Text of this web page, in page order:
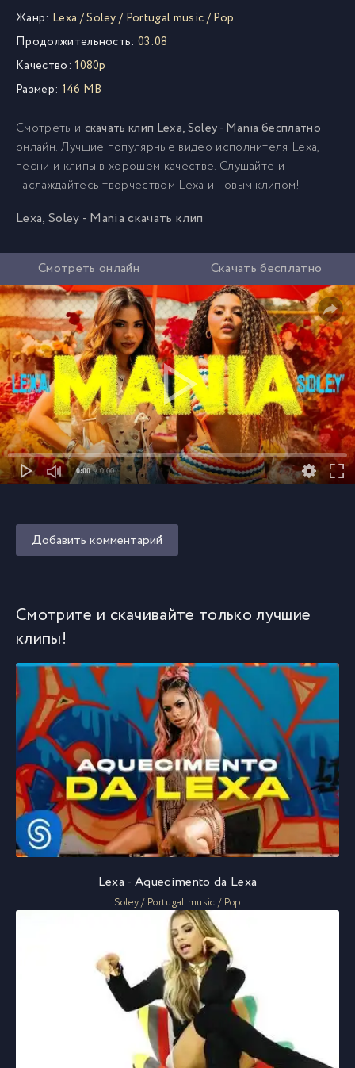
Жанр: Lexa /Soley/ Portugal music/Pop
Продолжительность: 03:08
Качество: 1080p
Размер: 146 MB
Смотреть и скачать клип Lexa, Soley - Mania бесплатно
онлайн. Лучшие популярные видео исполнителя Lexa,
песни и клипы в хорошем качестве. Слушайте и
наслаждайтесь творчеством Lexa и новым клипом!
Lexa, Soley - Mania скачать клип
Смотреть онлайн Скачать бесплатно
0:00 / 0:00
Добавить комментарий
Смотрите и скачивайте только лучшие
клипы!
Lexa - Aquecimento da Lexa
Soley / Portugal music / Pop